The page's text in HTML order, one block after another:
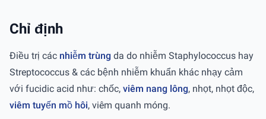
Chỉ định
Ðiều trị các nhiễm trùng da do nhiễm Staphylococcus hay
Streptococcus & các bệnh nhiễm khuẩn khác nhạy cảm
với fucidic acid như: chốc, viêm nang lông, nhọt, nhọt độc,
viêm tuyến mồ hôi, viêm quanh móng.